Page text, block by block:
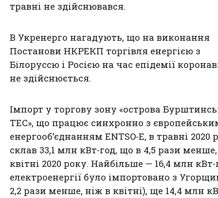
травні не здійснювався.
В Укренерго нагадують, що на виконання
Постанови НКРЕКП торгівля енергією з
Білоруссю і Росією на час епідемії
не здійснюється.
Імпорт у торгову зону «острова
ТЕС», що працює синхронно з
енергооб’єднанням ENTSO-E, в травні 2020
склав 33,1 млн кВт-год, що в 4,5 рази
квітні 2020 року. Найбільше — 16,4 млн кВт-
електроенергії було імпортовано з
2,2 рази менше, ніж в квітні), ще 14,4 млн